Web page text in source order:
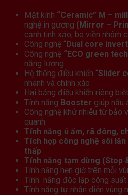
Mặt kính “Ceramic” M –
nghệ in gương (Mirror –
cạnh tinh xảo, bo viền nhôm
Công nghệ “Dual core
Công nghệ “ECO green
năng lượng
Hệ thống điều khiển “Slider
nhanh và chính xác
Hai bảng điều khiển riêng biệt
Tính năng Booster giúp nấu
Công nghệ khử nhiễu từ bảo
quanh
Tính năng ủ ấm, rã đông,
Tích hợp công nghệ sôi
thấp
Tính năng tạm dừng (Stop
Tính năng hẹn giờ trên mỗi
Tính năng độc lập công suất
Tính năng tự nhận diện vùng